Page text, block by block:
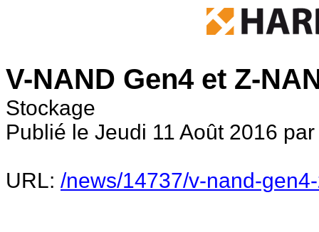
V-NAND Gen4 et Z-
Stockage
Publié le Jeudi 11 Août 2016
URL: /news/14737/v-nand-